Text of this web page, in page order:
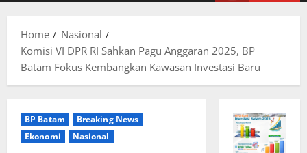
Home
Nasional
Komisi VI DPR RI Sahkan Pagu Anggaran 2025, BP
Batam Fokus Kembangkan Kawasan Investasi Baru
BP Batam
Breaking News
Ekonomi
Nasional